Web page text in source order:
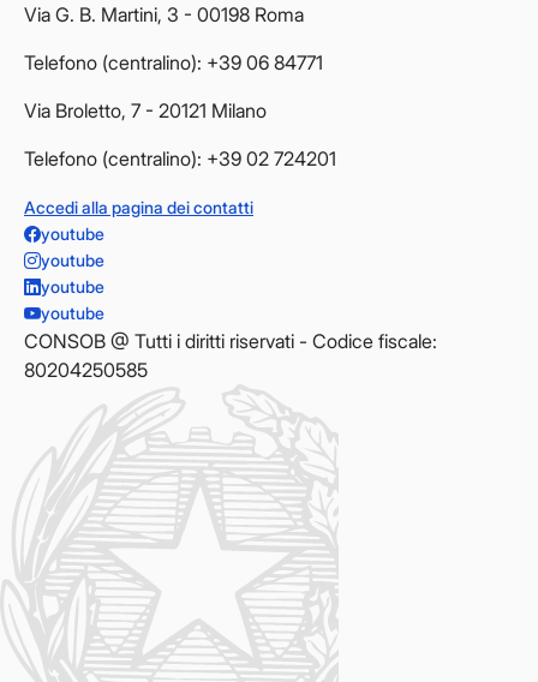
Via G. B. Martini, 3 - 00198 Roma
Telefono (centralino): +39 06 84771
Via Broletto, 7 - 20121 Milano
Telefono (centralino): +39 02 724201
Accedi alla pagina dei contatti
youtube
youtube
youtube
youtube
CONSOB @ Tutti i diritti riservati - Codice fiscale:
80204250585